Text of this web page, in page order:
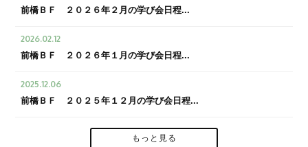
前橋ＢＦ ２０２６年２月の学び会日程...
2026.02.12
前橋ＢＦ ２０２６年１月の学び会日程...
2025.12.06
前橋ＢＦ ２０２５年１２月の学び会日程...
もっと見る